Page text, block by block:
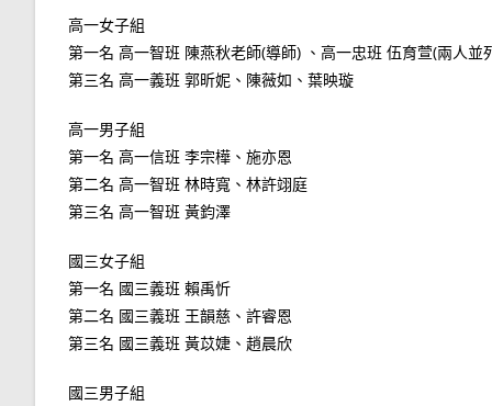
高一女子組
第一名 高一智班 陳燕秋老師(導師) 、高一忠班 伍育萱(兩人並
第三名 高一義班 郭昕妮、陳薇如、葉映璇
高一男子組
第一名 高一信班 李宗樺、施亦恩
第二名 高一智班 林時寬、林許翊庭
第三名 高一智班 黃鈞澤
國三女子組
第一名 國三義班 賴禹忻
第二名 國三義班 王韻慈、許睿恩
第三名 國三義班 黃苡婕、趙晨欣
國三男子組